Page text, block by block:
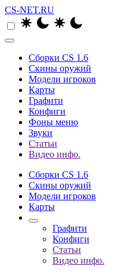
CS-NET.RU
Сборки CS 1.6
Скины оружий
Модели игроков
Карты
Графити
Конфиги
Фоны меню
Звуки
Статьи
Видео инфо.
Сборки CS 1.6
Скины оружий
Модели игроков
Карты
Графити
Конфиги
Статьи
Видео инфо.